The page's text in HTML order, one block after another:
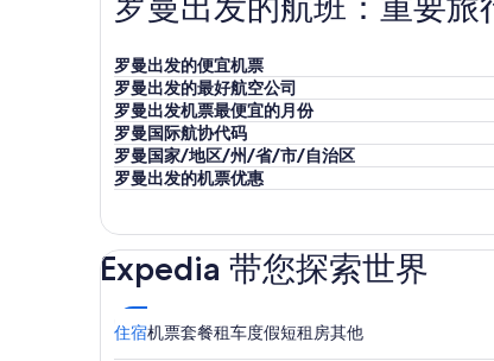
罗曼出发的便宜机票
罗曼出发的最好航空公司
罗曼出发机票最便宜的月份
罗曼国际航协代码
罗曼国家/地区/州/省/市/自治区
罗曼出发的机票优惠
Expedia 带您探索世界
住宿机票套餐租车度假短租房其他